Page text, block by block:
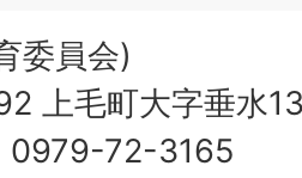
委員会)
上毛町大字垂水
0979-72-3165